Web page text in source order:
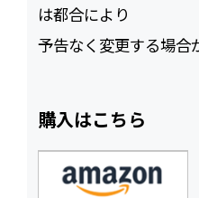
は都合により
予告なく変更する場合
購入はこちら